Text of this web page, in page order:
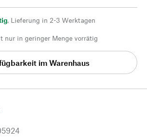
, Lieferung in 2-3 Werktagen
nur in geringer Menge vorrätig
im Warenhaus